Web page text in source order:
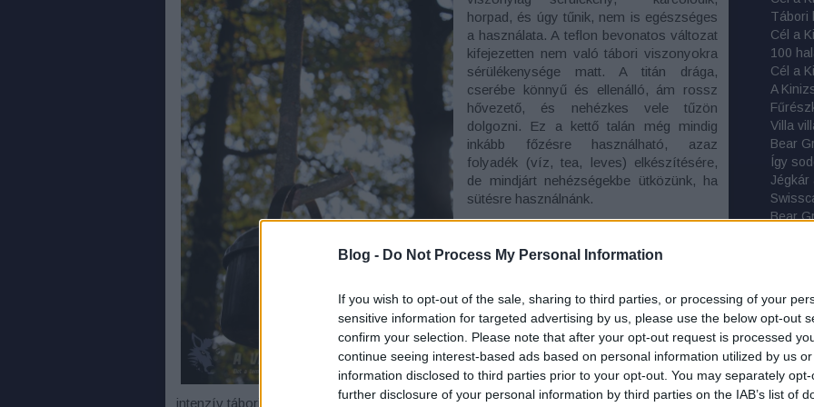
Blog - Do Not Process My Personal Information
If you wish to opt-out of the sale, sharing to third parties, or processing of your
sensitive information for targeted advertising by us, please use the below opt-out
confirm your selection. Please note that after your opt-out request is processed
continue seeing interest-based ads based on personal information utilized by us
information disclosed to third parties prior to your opt-out. You may separately
further disclosure of your personal information by third parties on the IAB’s list of
horpad, és úgy tűnik, nem is egészséges
a használata. A teflon bevonatos változat
kifejezetten nem való tábori viszonyokra
sérülékenysége matt. A titán drága,
cserébe könnyű és ellenálló, ám rossz
hővezető, és nehézkes vele tűzön
dolgozni. Ez a kettő talán még mindig
inkább főzésre használható, azaz
folyadék (víz, tea, leves) elkészítésére,
de mindjárt nehézségekbe ütközünk, ha
sütésre használnánk.
tervezik, hogy gázzal vagy folyékony
főzőeszközök koncentrált hőjét
használják. Kis tömegük pedig kifejezetten
népszerűvé teszi őket a többnapos
hátizsákos túrák kedvelői körében.
Ugyanakkor a közvetlen tábortűzön,
parázson történő használat, és egyéb
intenzív tábori igénybevétel nem ideális számukra.
100
A
Villa
Bear
Így
Jégkár
Bear
Tokok
Na, ez
M-
Tribord